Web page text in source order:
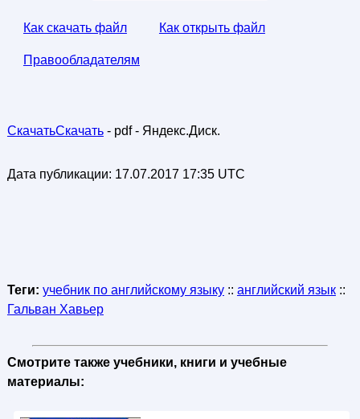
Как скачать файл Как открыть файл
Правообладателям
СкачатьСкачать- pdf - Яндекс.Диск.
Дата публикации: 17.07.2017 17:35 UTC
Теги: учебник по английскому языку:: английский язык::
Гальван Хавьер
Смотрите также учебники, книги и учебные
материалы: